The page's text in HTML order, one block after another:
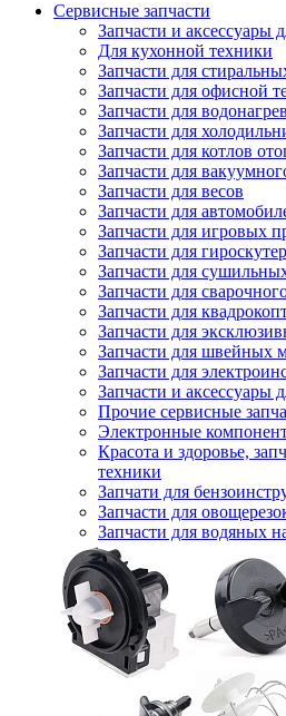
Сервисные запчасти
Запчасти и аксессуары
Для кухонной техники
Запчасти для
Запчасти для офисной
Запчасти для
Запчасти для
Запчасти для котлов
Запчасти для
Запчасти для весов
Запчасти для
Запчасти для игровых
Запчасти для
Запчасти для
Запчасти для
Запчасти для
Запчасти для
Запчасти для швейных
Запчасти для
Запчасти и аксессуары
Прочие сервисные
Электронные
Красота и здоровье,
техники
Запчати для
Запчасти для
Запчасти для водяных